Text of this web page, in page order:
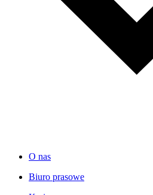
O nas
Biuro prasowe